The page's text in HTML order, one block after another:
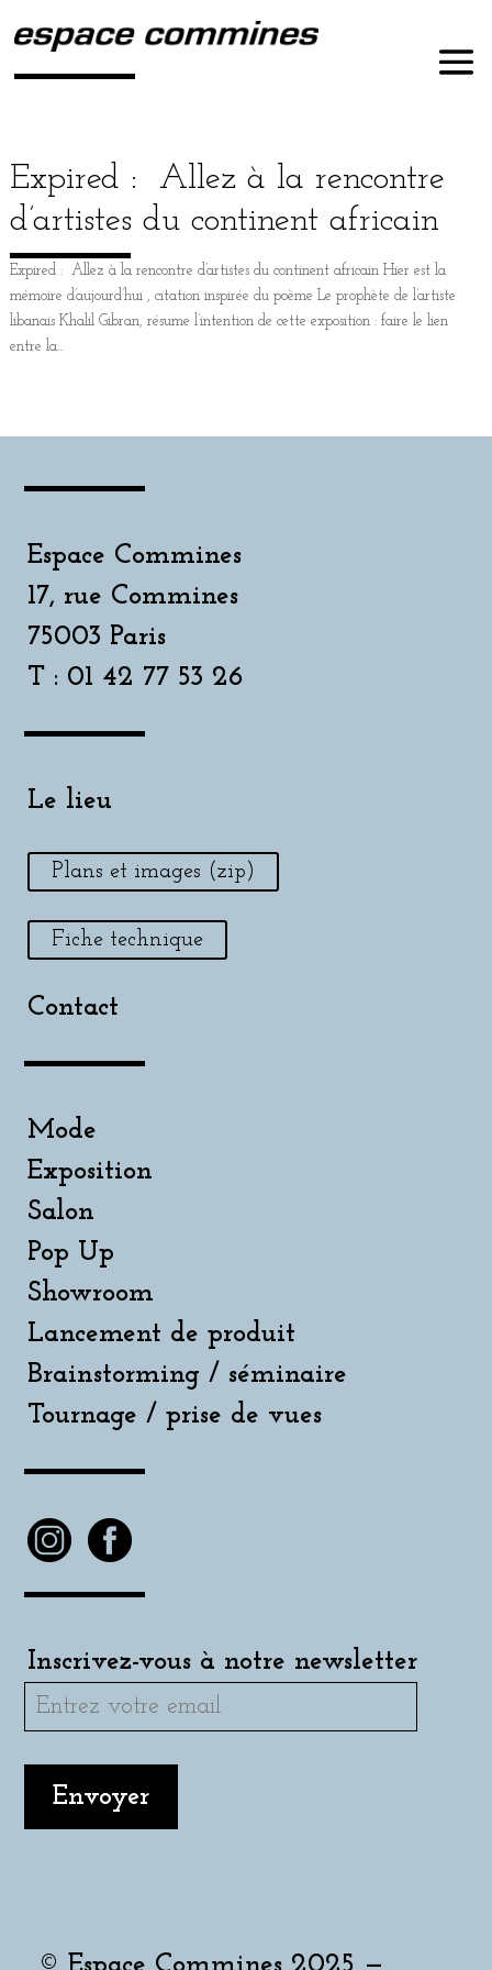
Expired :
Allez à la rencontre
d’artistes du continent africain
Expired : Allez à la rencontre d’artistes du continent africain Hier est la
mémoire d’aujourd’hui , cita­tion ins­pi­rée du poème Le pro­phète de l’artiste
liba­nais Khalil Gibran, résume l’intention de cette expo­si­tion : faire le lien
entre la...
Espace Commines
17, rue Commines
75003 Paris
T : 01 42 77 53 26
Le lieu
Plans et images (zip)
Fiche technique
Contact
Mode
Exposition
Salon
Pop Up
Showroom
Lancement de produit
Brainstorming / séminaire
Tournage / prise de vues
Inscrivez-vous à notre newsletter